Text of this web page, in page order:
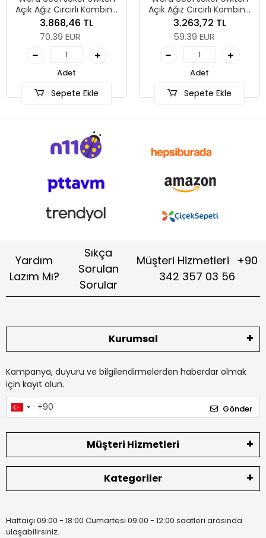
Cırcırlı Kombine
Yön Mandallı, 18 x
234 mm
3.868,46 TL
70.39 EUR
Sepete Ekle
Açık Ağız Cırcırlı Kombine
Anahtar, Yön Mandallı, 17 x
225 mm
3.263,72 TL
59.39 EUR
Sepete Ekle
Yardım
Lazım Mı?
Sıkça
Sorulan
Sorular
Müşteri Hizmetleri
+90
342 357 03 56
Kurumsal
Kampanya, duyuru ve bilgilendirmelerden haberdar olmak
için kayıt olun.
Gönder
Müşteri Hizmetleri
Kategoriler
Haftaiçi 09:00 - 18:00 Cumartesi 09:00 - 12:00 saatleri arasında
ulaşabilirsiniz.